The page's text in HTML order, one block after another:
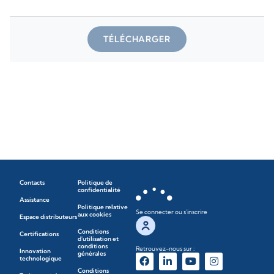
TÉLÉCHARGER
Contacts
Assistance
Espace distributeurs
Certifications
Innovation
technologique
Politique de
confidentialité
Politique relative
aux cookies
Conditions
d'utilisation et
conditions
générales
Conditions
Se connecter ou s'inscrire
Retrouvez-nous sur :